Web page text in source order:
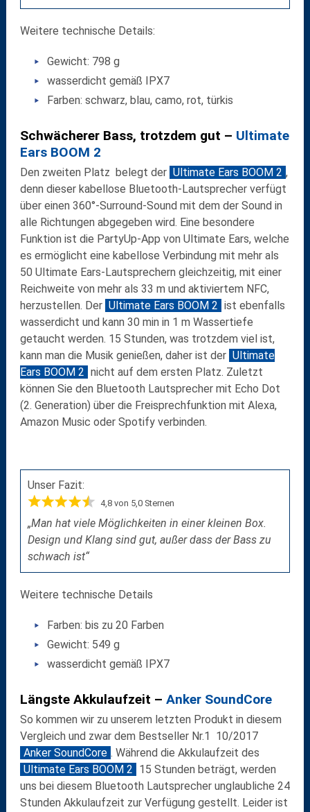
Weitere technische Details:
Gewicht: 798 g
wasserdicht gemäß IPX7
Farben: schwarz, blau, camo, rot, türkis
Schwächerer Bass, trotzdem gut – Ultimate
Ears BOOM 2
Den zweiten Platz belegt der Ultimate Ears BOOM 2 ,
denn dieser kabellose Bluetooth-Lautsprecher verfügt
über einen 360°-Surround-Sound mit dem der Sound in
alle Richtungen abgegeben wird. Eine besondere
Funktion ist die PartyUp-App von Ultimate Ears, welche
es ermöglicht eine kabellose Verbindung mit mehr als
50 Ultimate Ears-Lautsprechern gleichzeitig, mit einer
Reichweite von mehr als 33 m und aktiviertem NFC,
herzustellen. Der Ultimate Ears BOOM 2 ist ebenfalls
wasserdicht und kann 30 min in 1 m Wassertiefe
getaucht werden. 15 Stunden, was trotzdem viel ist,
kann man die Musik genießen, daher ist der Ultimate
Ears BOOM 2 nicht auf dem ersten Platz. Zuletzt
können Sie den Bluetooth Lautsprecher mit Echo Dot
(2. Generation) über die Freisprechfunktion mit Alexa,
Amazon Music oder Spotify verbinden.
Unser Fazit:
4,8 von 5,0 Sternen
„Man hat viele Möglichkeiten in einer kleinen Box.
Design und Klang sind gut, außer dass der Bass zu
schwach ist“
Weitere technische Details
Farben: bis zu 20 Farben
Gewicht: 549 g
wasserdicht gemäß IPX7
Längste Akkulaufzeit – Anker SoundCore
So kommen wir zu unserem letzten Produkt in diesem
Vergleich und zwar dem Bestseller Nr.1 10/2017
Anker SoundCore . Während die Akkulaufzeit des
Ultimate Ears BOOM 2 15 Stunden beträgt, werden
uns bei diesem Bluetooth Lautsprecher unglaubliche 24
Stunden Akkulaufzeit zur Verfügung gestellt. Leider ist